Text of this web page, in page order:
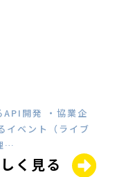
API開発 ・協業企
イベント（ライブ
…
く見る